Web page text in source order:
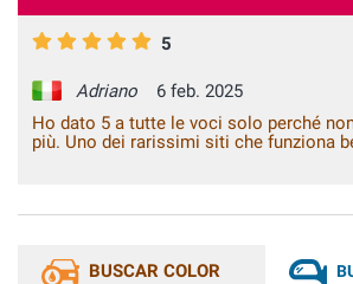
5
Adriano
6 feb. 2025
Ho dato 5 a tutte le voci solo perché
più. Uno dei rarissimi siti che funziona benissimo,
BUSCAR COLOR